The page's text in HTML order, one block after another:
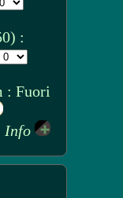
:
: Fuori
Info